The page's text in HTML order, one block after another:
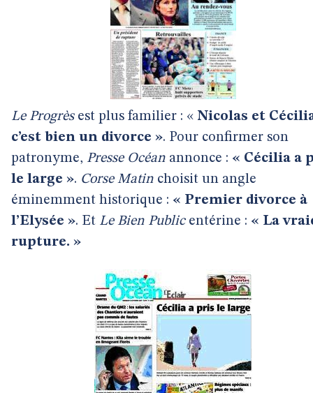
Le Progrèsest plus familier : « Nicolas et
c’est bien un divorce ». Pour confirmer son
patronyme, Presse Océan annonce : « Cécilia a
le large ». Corse Matin choisit un angle
éminemment historique : « Premier divorce à
l’Elysée ». Et Le Bien Publicentérine : « La
rupture. »